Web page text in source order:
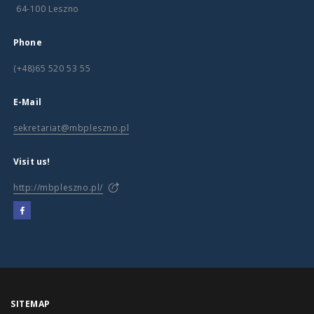
64-100 Leszno
Phone
(+48)65 520 53 55
E-Mail
sekretariat@mbpleszno.pl
Visit us!
http://mbpleszno.pl/
SITEMAP